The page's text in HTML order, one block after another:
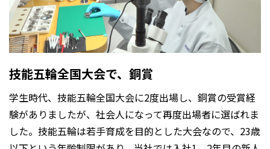
技能五輪全国大会で、銅賞
学生時代、技能五輪全国大会に2度出場し、銅賞の受賞経
験がありましたが、社会人になって再度出場者に選ばれま
した。技能五輪は若手育成を目的とした大会なので、23歳